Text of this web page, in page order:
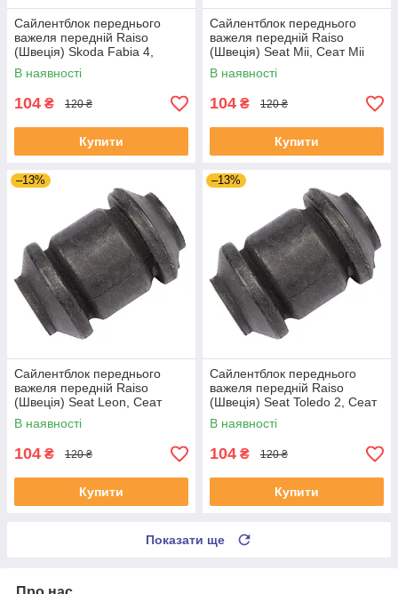
Сайлентблок переднього
важеля передній Raiso
(Швеція) Skoda Fabia 4,
Шкода Фабія 4 21- #RL-
1J0182V UAJJVOC4
В наявності
104 ₴ 120 ₴
Купити
Сайлентблок переднього
важеля передній Raiso
(Швеція) Seat Mii, Сеат Міі
11-19 #RL-1J0182V
UAAVQUI4
В наявності
104 ₴ 120 ₴
Купити
–13%
Сайлентблок переднього
важеля передній Raiso
(Швеція) Seat Leon, Сеат
Леон 99-06 #RL-1J0182V
UAYSBXG4
В наявності
104 ₴ 120 ₴
Купити
–13%
Сайлентблок переднього
важеля передній Raiso
(Швеція) Seat Toledo 2, Сеат
Толедо 2 99-06 #RL-1J0182V
UATOJRK4
В наявності
104 ₴ 120 ₴
Купити
Показати ще